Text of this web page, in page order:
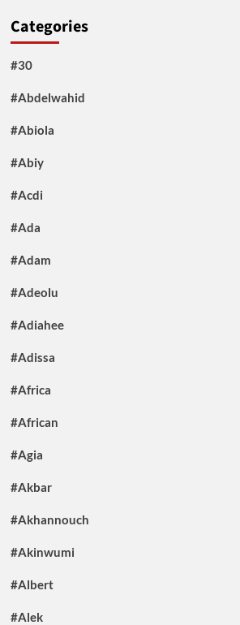
Categories
#30
#Abdelwahid
#Abiola
#Abiy
#Acdi
#Ada
#Adam
#Adeolu
#Adiahee
#Adissa
#Africa
#African
#Agia
#Akbar
#Akhannouch
#Akinwumi
#Albert
#Alek